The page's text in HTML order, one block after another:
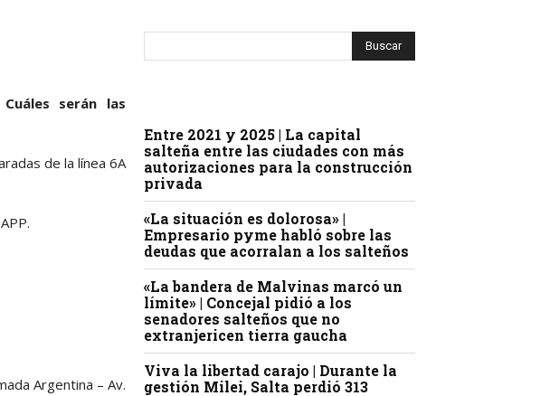
serán las
de la línea 6A
Argentina – Av.
Entre 2021 y 2025 | La capital
salteña entre las ciudades con más
autorizaciones para la construcción
privada
«La situación es dolorosa» |
Empresario pyme habló sobre las
deudas que acorralan a los salteños
«La bandera de Malvinas marcó un
límite» | Concejal pidió a los
senadores salteños que no
extranjericen tierra gaucha
Viva la libertad carajo | Durante la
gestión Milei, Salta perdió 313